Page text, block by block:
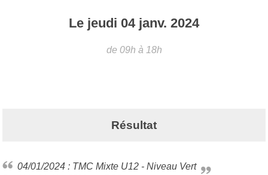
Le jeudi 04 janv. 2024
de 09h à 18h
Résultat
04/01/2024 : TMC Mixte U12 - Niveau Vert